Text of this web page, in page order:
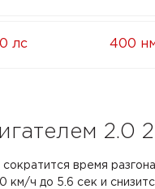
лс 400
2.0
сократится время
км/ч до 5.6 сек и